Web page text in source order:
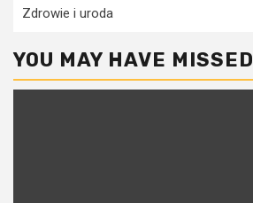
Zdrowie i uroda
YOU MAY HAVE MISSED